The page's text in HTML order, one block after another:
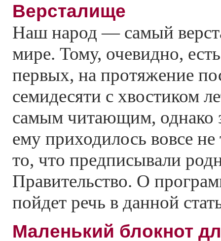
Версталище
Наш народ — самый
мире. Тому, очевидно,
первых, на протяжение
семидесяти с хвостиком
самым читающим, однако
ему приходилось вовсе не
то, что предписывали
Правительство. О
пойдет речь в данной
Маленький блокнот